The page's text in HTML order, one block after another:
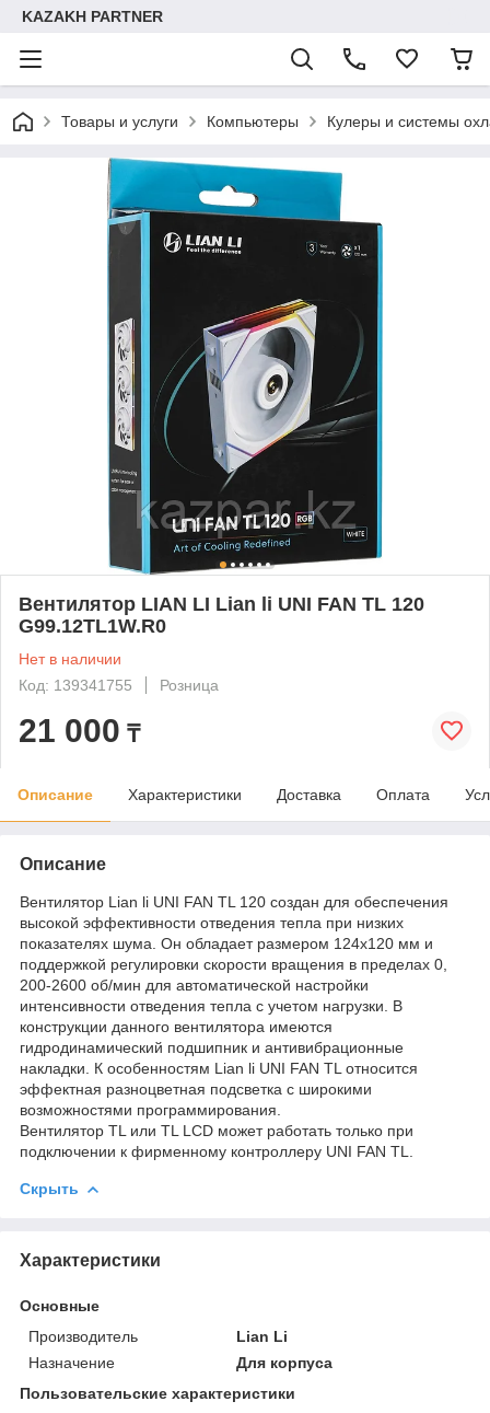
KAZAKH PARTNER
Товары и услуги Компьютеры Кулеры и системы
Вентилятор LIAN LI Lian li UNI FAN TL 120
G99.12TL1W.R0
Нет в наличии
Код: 139341755
Розница
21 000 ₸
Описание Характеристики Доставка Оплата
Описание
Вентилятор Lian li UNI FAN TL 120 создан для обеспечения
высокой эффективности отведения тепла при низких
показателях шума. Он обладает размером 124x120 мм и
поддержкой регулировки скорости вращения в пределах 0,
200-2600 об/мин для автоматической настройки
интенсивности отведения тепла с учетом нагрузки. В
конструкции данного вентилятора имеются
гидродинамический подшипник и антивибрационные
накладки. К особенностям Lian li UNI FAN TL относится
эффектная разноцветная подсветка с широкими
возможностями программирования.
Вентилятор TL или TL LCD может работать только при
подключении к фирменному контроллеру UNI FAN TL.
Скрыть
Характеристики
Основные
Производитель
Lian Li
Назначение
Для корпуса
Пользовательские характеристики